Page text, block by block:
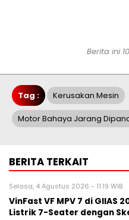
Berita ini
Tag : Kerusakan Mesin
Motor Bahaya Jarang
BERITA TERKAIT
Selasa, 4 Agustus 2026 - 11:19 WIB
VinFast VF MPV 7 di GIIAS
Listrik 7-Seater dengan